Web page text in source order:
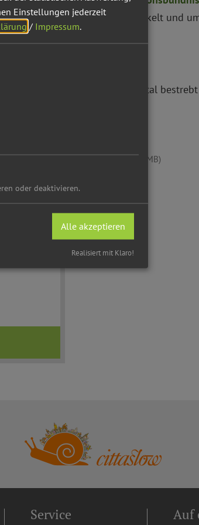
weiteren Kommunen entwickelt und
(ISEK) umgesetzt.
Naturpark Altmühltal
Mittelfranken (AOM)(4,3 MB)
Service Auf
Einstellungen jederzeit
/ Impressum.
oder deaktivieren.
Alle akzeptieren
Realisiert mit Klaro!